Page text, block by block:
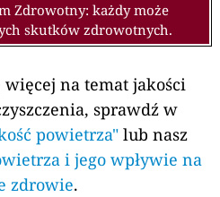
Zdrowotny: każdy może
skutków zdrowotnych.
na temat jakości
sprawdź w
powietrza" lub nasz
i jego wpływie na
zdrowie.